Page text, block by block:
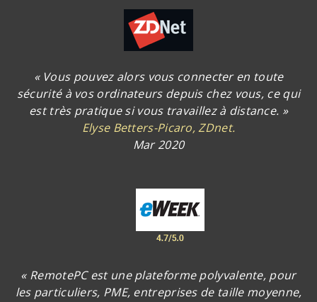
« Vous pouvez alors vous connecter en toute
sécurité à vos ordinateurs depuis chez vous, ce qui
est très pratique si vous travaillez à distance. »
Elyse Betters-Picaro, ZDnet.
Mar 2020
« RemotePC est une plateforme polyvalente, pour
les particuliers, PME, entreprises de taille moyenne,